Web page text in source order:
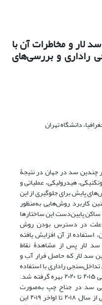
لار و مخاطرات آن با
راداری و بررسی‌های
دانشگاه تهران
سد در جهان در نتیجۀ
هیدرولیکی، عملیاتی و
پایش برای جلوگیری از این
کاربرد روش‌هایی به‌منظور
ساکن پایین‌دست این ساختارها
در دسترس بودن روش
از آن افزایش یافته
لار پس از مشاهدۀ نقاط
لار که حاصل فرار آب و
راداری با استفاده
از تصاویر Sentinel-1A در دامنۀ زمانی ۲۰۱۵ تا ۲۰۲۰ بهره گرفته شد.
سد در جناح چپ به‌صورت
فرونشست، 8 میلی‌متر بوده است، ولی از سال ۲۰۱۸ تا اواخر ۲۰۱۹ این